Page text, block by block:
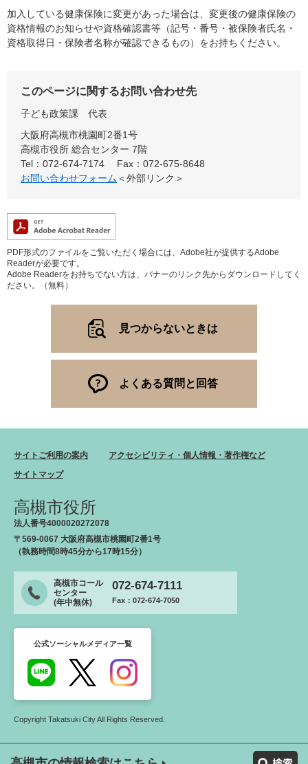
加入している健康保険に変更があった場合は、変更後の健康保険の
資格情報のお知らせや資格確認書等（記号・番号・被保険者氏名・
資格取得日・保険者名称が確認できるもの）をお持ちください。
このページに関するお問い合わせ先
子ども政策課
代表
大阪府高槻市桃園町2番1号
高槻市役所 総合センター 7階
Tel：072-674-7174
Fax：072-675-8648
お問い合わせフォーム ＜外部リンク＞
PDF形式のファイルをご覧いただく場合には、Adobe社が提供するAdobe
Readerが必要です。
Adobe Readerをお持ちでない方は、バナーのリンク先からダウンロードしてく
ださい。（無料）
見つからないときは
よくある質問と回答
サイトご利用の案内
アクセシビリティ・個人情報・著作権など
サイトマップ
高槻市役所
法人番号4000020272078
〒569-0067 大阪府高槻市桃園町2番1号
（執務時間8時45分から17時15分）
高槻市コール
センター
(年中無休)
072-674-7111
Fax：072-674-7050
公式ソーシャルメディア一覧
Copyright Takatsuki City All Rights Reserved.